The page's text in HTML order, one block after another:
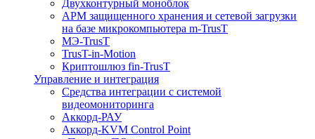
Двухконтурный моноблок
АРМ защищенного хранения и сетевой загрузки
на базе микрокомпьютера m-TrusT
МЭ-TrusT
TrusT-in-Motion
Криптошлюз fin-TrusT
Управление и интеграция
Средства интеграции с системой
видеомониторинга
Аккорд-РАУ
Аккорд-KVM Control Point